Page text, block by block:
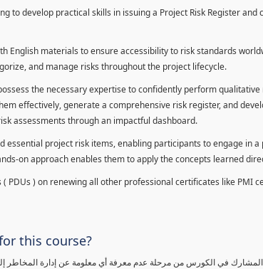
to develop practical skills in issuing a Project Risk Register
English materials to ensure accessibility to risk standards
and manage risks throughout the project lifecycle.
the necessary expertise to confidently perform
effectively, generate a comprehensive risk register, and
assessments through an impactful dashboard.
essential project risk items, enabling participants to engage in
on approach enables them to apply the concepts learned
PDUs ) on renewing all other professional certificates like PMI
this course?
على نقل المشارك في الكورس من مرحلة عدم معرفة أي معلومة عن إدارة